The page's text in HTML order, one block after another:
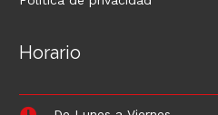
Horario